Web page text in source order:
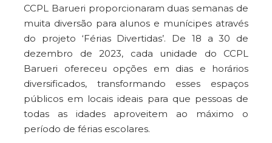
CCPL Barueri proporcionaram duas semanas de
muita diversão para alunos e munícipes através
do projeto ‘Férias Divertidas’. De 18 a 30 de
dezembro de 2023, cada unidade do CCPL
Barueri ofereceu opções em dias e horários
diversificados, transformando esses espaços
públicos em locais ideais para que pessoas de
todas as idades aproveitem ao máximo o
período de férias escolares.